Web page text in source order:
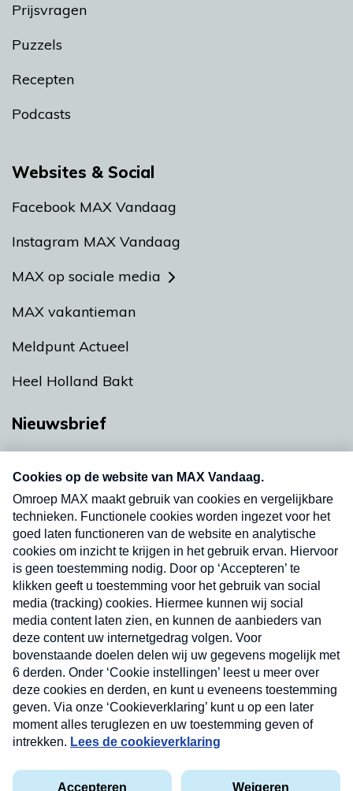
Prijsvragen
Puzzels
Recepten
Podcasts
Websites & Social
Facebook MAX Vandaag
Instagram MAX Vandaag
MAX op sociale media
MAX vakantieman
Meldpunt Actueel
Heel Holland Bakt
Nieuwsbrief
nieuwsbrief. Elke vrijdag- en dinsdagochtend in
uw mailbox.
Verzend
Privacyverklaring
Cookieverklaring
Nieuwsbrief
Neem hier een gratis abonnement op onze
nieuwsbrief. Elke vrijdag- en dinsdagochtend in uw